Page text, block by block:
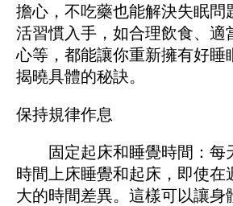
擔心，不吃藥也能解決失眠問
活習慣入手，如合理飲食、適
心等，都能讓你重新擁有好睡
揭曉具體的秘訣。
保持規律作息
固定起床和睡覺時間：每
時間上床睡覺和起床，即使在
大的時間差異。這樣可以讓身